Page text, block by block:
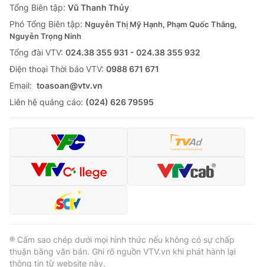
Tổng Biên tập: Vũ Thanh Thủy
Phó Tổng Biên tập: Nguyễn Thị Mỹ Hạnh, Phạm Quốc Thắng,
Nguyễn Trọng Ninh
Tổng đài VTV: 024.38 355 931 - 024.38 355 932
Ðiện thoại Thời báo VTV: 0988 671 671
Email: toasoan@vtv.vn
Liên hệ quảng cáo: (024) 626 79595
® Cấm sao chép dưới mọi hình thức nếu không có sự chấp
thuận bằng văn bản. Ghi rõ nguồn VTV.vn khi phát hành lại
thông tin từ website này.